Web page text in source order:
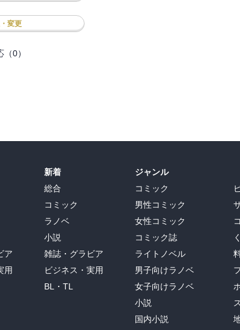
変更
0）
ア
用
新着
総合
コミック
ラノベ
小説
雑誌・グラビア
ビジネス・実用
BL・TL
ジャンル
コミック
男性コミック
女性コミック
コミック誌
ライトノベル
男子向けラノベ
女子向けラノベ
小説
国内小説